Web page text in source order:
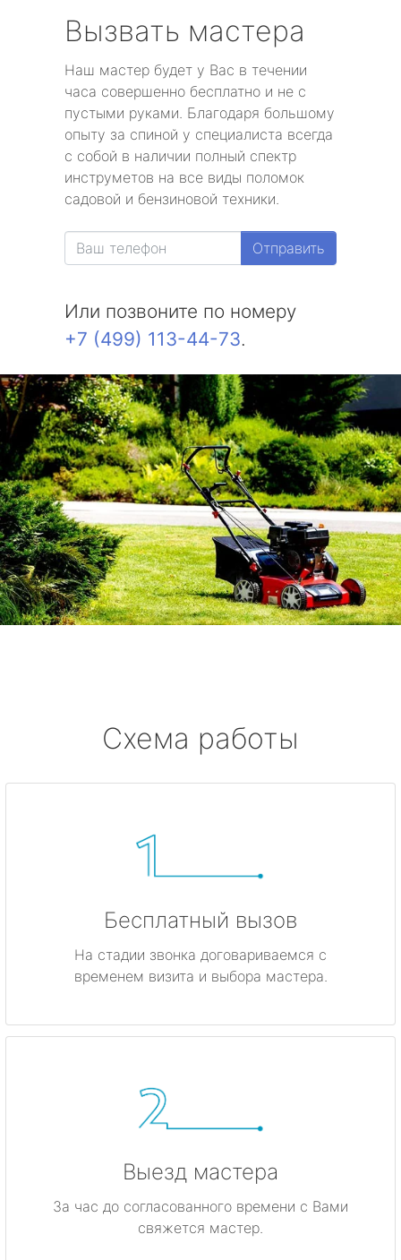
Вызвать мастера
Наш мастер будет у Вас в течении
часа совершенно бесплатно и не с
пустыми руками. Благодаря большому
опыту за спиной у специалиста всегда
с собой в наличии полный спектр
инструметов на все виды поломок
садовой и бензиновой техники.
Отправить
Или позвоните по номеру
+7 (499) 113-44-73.
Схема работы
Бесплатный вызов
На стадии звонка договариваемся с
временем визита и выбора мастера.
Выезд мастера
За час до согласованного времени с Вами
свяжется мастер.